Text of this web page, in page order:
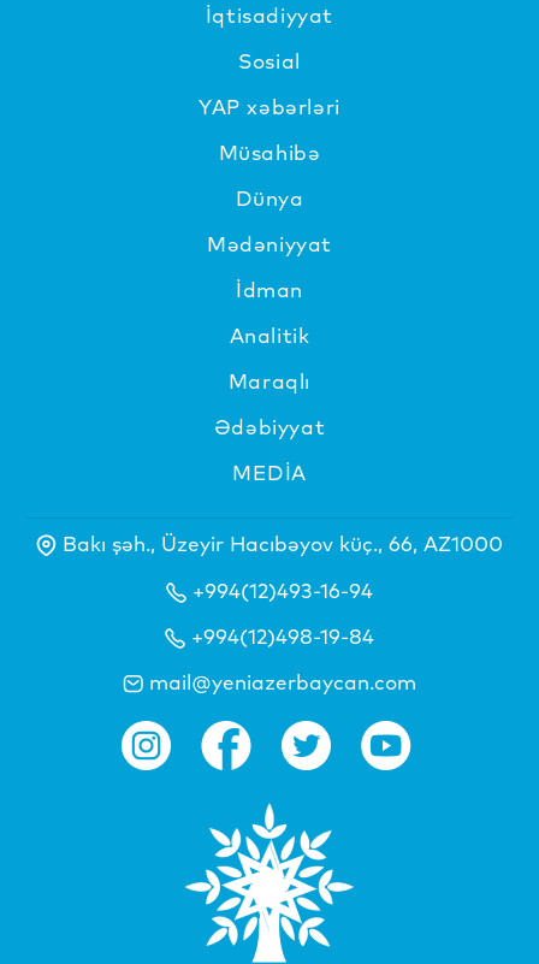
İqtisadiyyat
Sosial
YAP xəbərləri
Müsahibə
Dünya
Mədəniyyat
İdman
Analitik
Maraqlı
Ədəbiyyat
MEDİA
Bakı şəh., Üzeyir Hacıbəyov küç., 66, AZ1000
+994(12)493-16-94
+994(12)498-19-84
mail@yeniazerbaycan.com